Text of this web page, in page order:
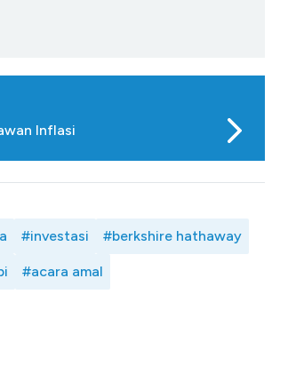
Inflasi
#investasi #berkshire hathaway
#acara amal